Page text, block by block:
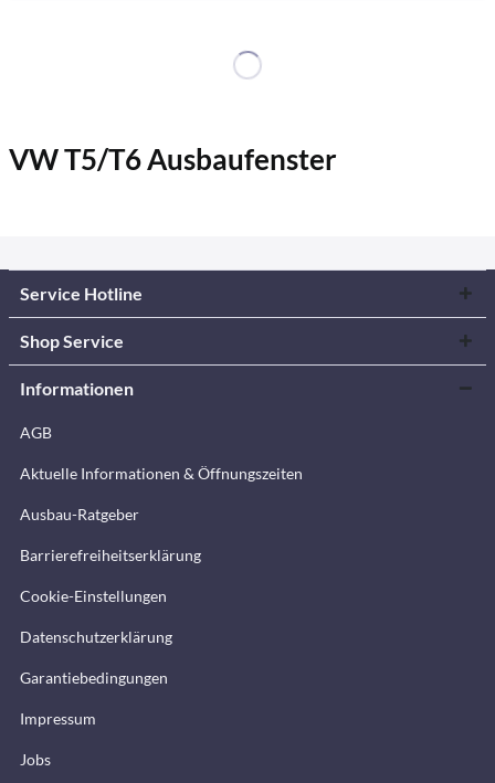
VW T5/T6 Ausbaufenster
Service Hotline
Shop Service
Informationen
AGB
Aktuelle Informationen & Öffnungszeiten
Ausbau-Ratgeber
Barrierefreiheitserklärung
Cookie-Einstellungen
Datenschutzerklärung
Garantiebedingungen
Impressum
Jobs